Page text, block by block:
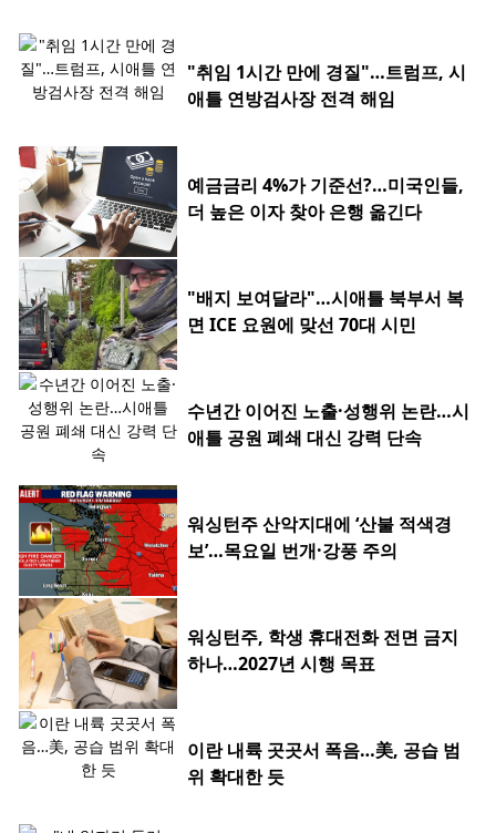
"취임 1시간 만에 경질"…트럼프, 시
애틀 연방검사장 전격 해임
예금금리 4%가 기준선?…미국인들,
더 높은 이자 찾아 은행 옮긴다
"배지 보여달라"…시애틀 북부서 복
면 ICE 요원에 맞선 70대 시민
수년간 이어진 노출·성행위 논란…시
애틀 공원 폐쇄 대신 강력 단속
워싱턴주 산악지대에 ‘산불 적색경
보’…목요일 번개·강풍 주의
워싱턴주, 학생 휴대전화 전면 금지
하나…2027년 시행 목표
이란 내륙 곳곳서 폭음…美, 공습 범
위 확대한 듯